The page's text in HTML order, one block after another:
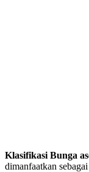
Klasifikasi Bunga
dimanfaatkan